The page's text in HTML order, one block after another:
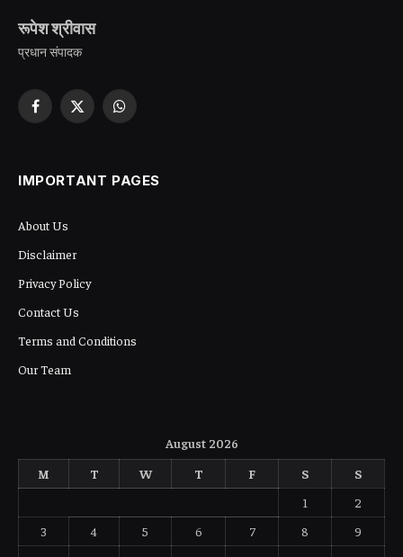
रूपेश श्रीवास
प्रधान संपादक
Facebook
X
WhatsApp
IMPORTANT PAGES
About Us
Disclaimer
Privacy Policy
Contact Us
Terms and Conditions
Our Team
August 2026
M
T W T F S
S
1
2
3
4 5 6 7 8
9